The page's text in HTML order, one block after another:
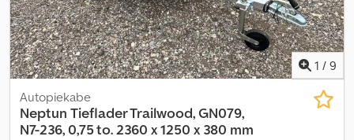
1 / 9
Autopiekabe
Neptun Tieflader Trailwood, GN079,
N7-236, 0,75 to. 2360 x 1250 x 380 mm